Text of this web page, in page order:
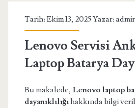
Tarih: Ekim 13, 2025 Yazar:
Lenovo Servisi
Laptop Batarya
Bu makalede, Lenovo laptop
dayanıklılığıhakkında bilgi